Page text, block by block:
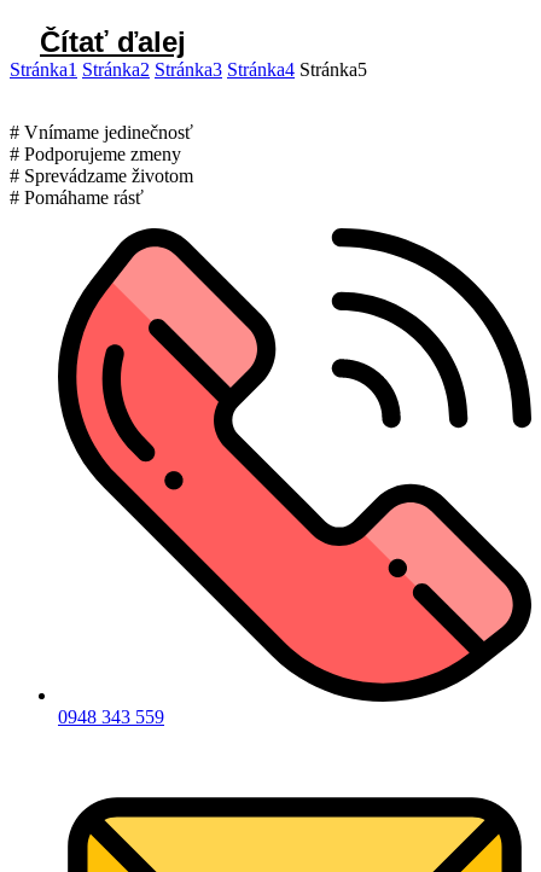
Čítať ďalej
Stránka1 Stránka2 Stránka3 Stránka4 Stránka5
# Vnímame jedinečnosť
# Podporujeme zmeny
# Sprevádzame životom
# Pomáhame rásť
0948 343 559